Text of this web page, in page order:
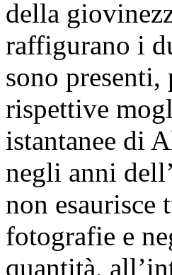
della
raffigurano i
sono
rispettive
istantanee di
negli anni
non
fotografie e
quantità,